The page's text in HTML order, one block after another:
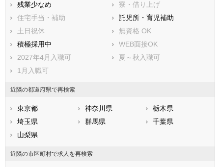
残業少なめ
寮・借り上げ
住宅手当・補助
託児所・育児補助
土日祝休
無資格 OK
積極採用中
WEB面接OK
2027年4月入職可
夏～秋入職可
1月入職可
近隣の都道府県で再検索
東京都 神奈川県
栃木県
埼玉県
群馬県
千葉県
山梨県
近隣の市区町村で求人を再検索